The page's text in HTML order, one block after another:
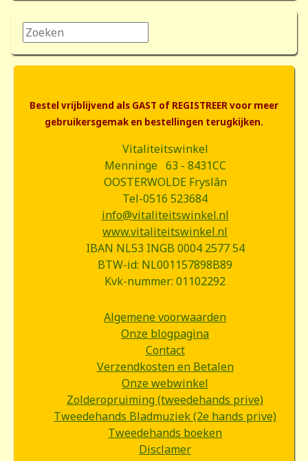
Zoeken...
Bestel vrijblijvend als GAST of REGISTREER voor meer
gebruikersgemak en bestellingen terugkijken.
Vitaliteitswinkel
Menninge 63 - 8431CC
OOSTERWOLDE Fryslân
Tel-0516 523684
info@vitaliteitswinkel.nl
www.vitaliteitswinkel.nl
IBAN NL53 INGB 0004 2577 54
BTW-id: NL001157898B89
Kvk-nummer: 01102292
Algemene voorwaarden
Onze blogpagina
Contact
Verzendkosten en Betalen
Onze webwinkel
Zolderopruiming (tweedehands prive)
Tweedehands Bladmuziek (2e hands prive)
Tweedehands boeken
Disclamer